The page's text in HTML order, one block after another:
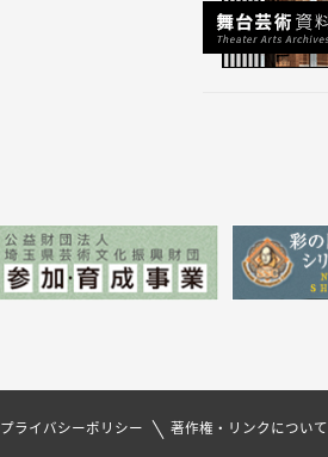
プライバシーポリシー 著作権・リンクについて